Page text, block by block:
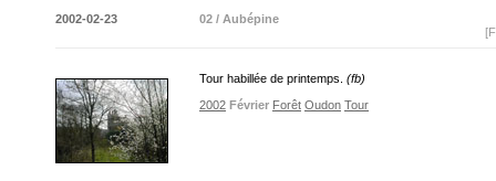
2002-02-23
02 / Aubépine
Tour habillée de printemps. (fb)
2002 Février Forêt Oudon Tour